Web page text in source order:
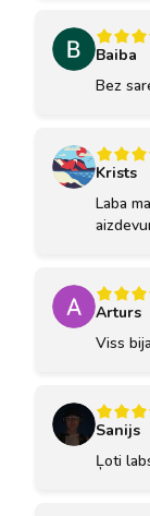
Baiba
Bez
Krists
Laba
Arturs
Viss
Sanijs
Ļoti